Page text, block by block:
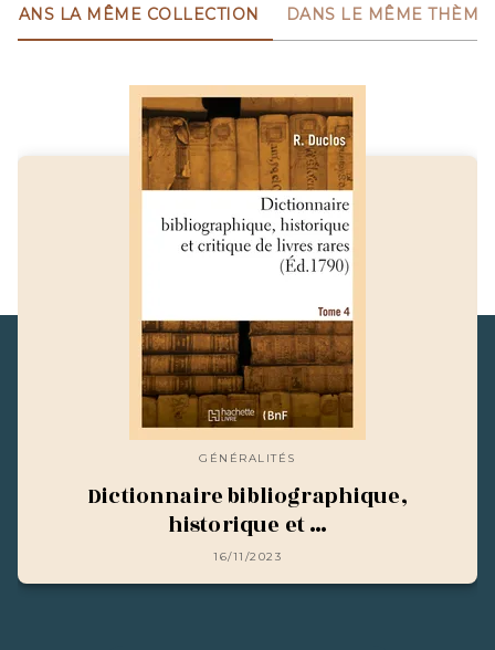
DANS LA MÊME COLLECTION DANS LE MÊME THÈME
GÉNÉRALITÉS
Dictionnaire bibliographique,
historique et …
16/11/2023